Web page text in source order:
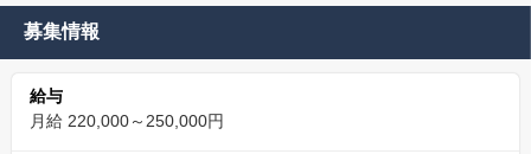
募集情報
給与
月給 220,000～250,000円